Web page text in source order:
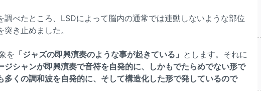
調べたところ、LSDによって脳内の通常では連動しないような部位
き止めました。
を 「ジャズの即興演奏のような事が起きている」 とします。それに
ジシャンが即興演奏で音符を自発的に、しかもでたらめでない形で
多くの調和波を自発的に、そして構造化した形で発しているので